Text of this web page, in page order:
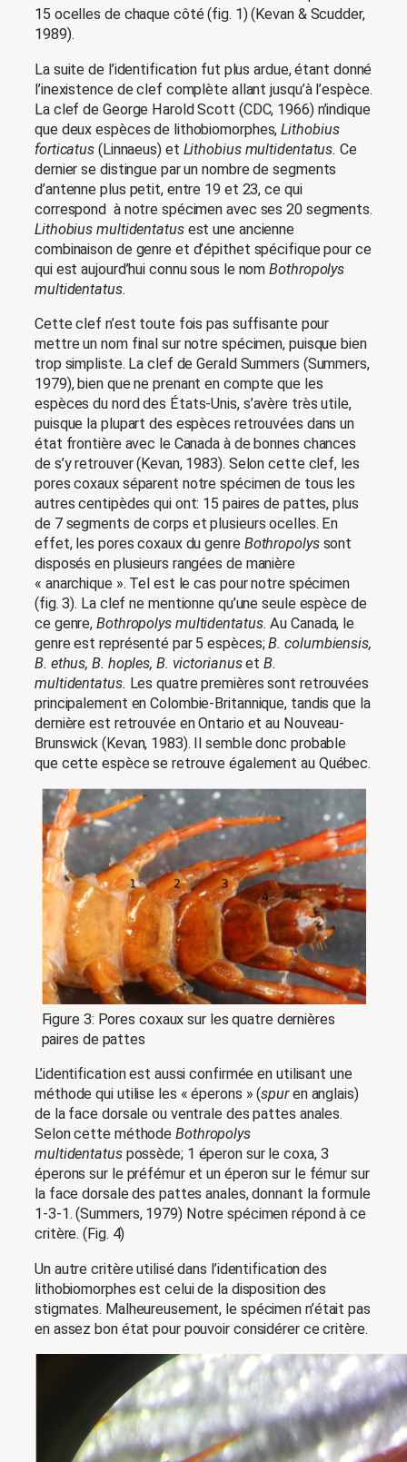
15 ocelles de chaque côté (fig. 1) (Kevan & Scudder,
1989).
La suite de l’identification fut plus ardue, étant donné
l’inexistence de clef complète allant jusqu’à l’espèce.
La clef de George Harold Scott (CDC, 1966) n’indique
que deux espèces de lithobiomorphes,Lithobius
forticatus (Linnaeus) et Lithobius multidentatus.Ce
dernier se distingue par un nombre de segments
d’antenne plus petit, entre 19 et 23, ce qui
correspond à notre spécimen avec ses 20 segments.
Lithobius multidentatus est une ancienne
combinaison de genre et d’épithet spécifique pour ce
qui est aujourd’hui connu sous le nomBothropolys
multidentatus.
Cette clef n’est toute fois pas suffisante pour
mettre un nom final sur notre spécimen, puisque bien
trop simpliste. La clef de Gerald Summers (Summers,
1979), bien que ne prenant en compte que les
espèces du nord des États-Unis, s’avère très utile,
puisque la plupart des espèces retrouvées dans un
état frontière avec le Canada à de bonnes chances
de s’y retrouver (Kevan, 1983). Selon cette clef, les
pores coxaux séparent notre spécimen de tous les
autres centipèdes qui ont: 15 paires de pattes, plus
de 7 segments de corps et plusieurs ocelles. En
effet, les pores coxaux du genre Bothropolyssont
disposés en plusieurs rangées de manière
« anarchique ». Tel est le cas pour notre spécimen
(fig. 3). La clef ne mentionne qu’une seule espèce de
ce genre,Bothropolys multidentatus.Au Canada, le
genre est représenté par 5 espèces;B. columbiensis,
B. ethus, B. hoples, B. victorianusetB.
multidentatus. Les quatre premières sont retrouvées
principalement en Colombie-Britannique, tandis que la
dernière est retrouvée en Ontario et au Nouveau-
Brunswick (Kevan, 1983). Il semble donc probable
que cette espèce se retrouve également au Québec.
Figure 3: Pores coxaux sur les quatre dernières
paires de pattes
L’identification est aussi confirmée en utilisant une
méthode qui utilise les « éperons » (spuren anglais)
de la face dorsale ou ventrale des pattes anales.
Selon cette méthode Bothropolys
multidentatus possède; 1 éperon sur le coxa, 3
éperons sur le préfémur et un éperon sur le fémur sur
la face dorsale des pattes anales, donnant la formule
1-3-1. (Summers, 1979) Notre spécimen répond à ce
critère. (Fig. 4)
Un autre critère utilisé dans l’identification des
lithobiomorphes est celui de la disposition des
stigmates. Malheureusement, le spécimen n’était pas
en assez bon état pour pouvoir considérer ce critère.